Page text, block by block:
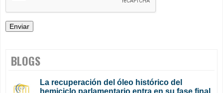
BLOGS
La recuperación del óleo histórico del
hemiciclo parlamentario entra en su fase final